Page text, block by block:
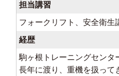
担当講習
フォークリフト、安全衛生
経歴
駒ヶ根トレーニングセンタ
長年に渡り、重機を扱って